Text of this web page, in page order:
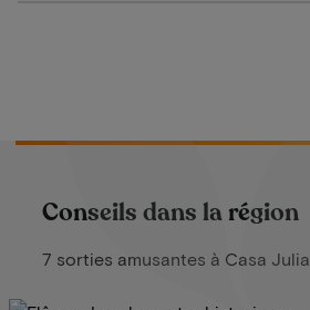
Conseils dans la région
7 sorties amusantes à Casa Julia